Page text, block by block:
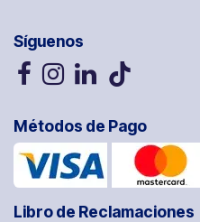
Síguenos
Métodos de Pago
Libro de Reclamaciones